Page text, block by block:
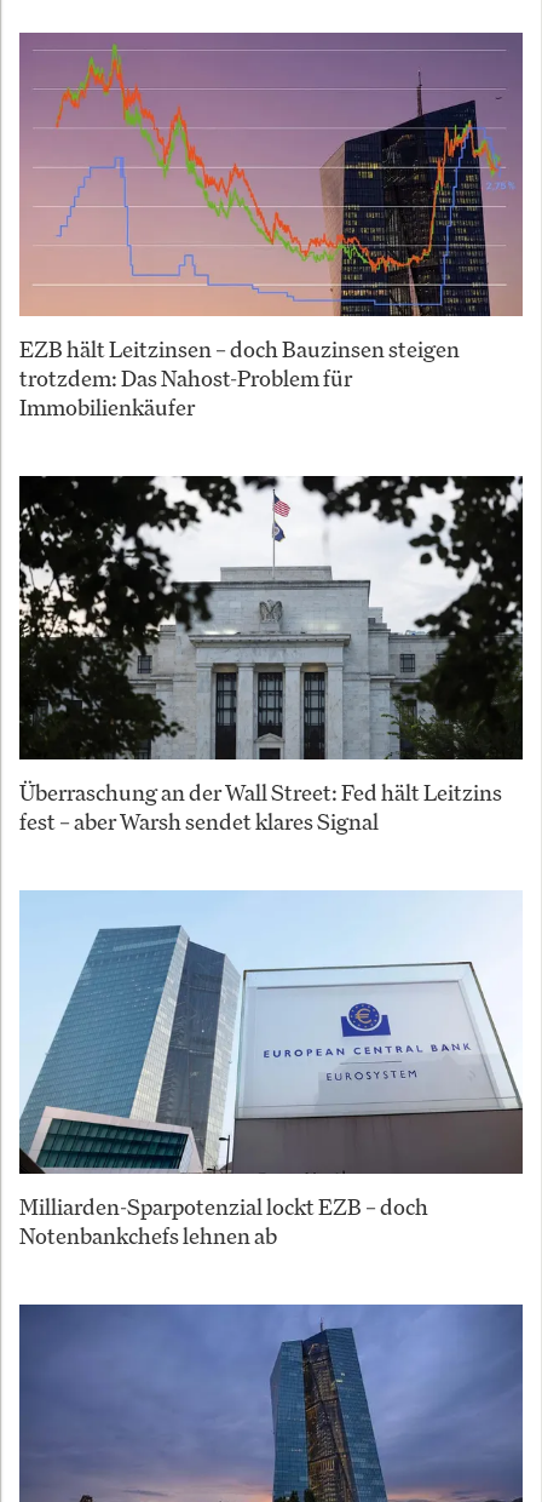
EZB hält Leitzinsen – doch Bauzinsen steigen
trotzdem: Das Nahost-Problem für
Immobilienkäufer
Überraschung an der Wall Street: Fed hält Leitzins
fest – aber Warsh sendet klares Signal
Milliarden-Sparpotenzial lockt EZB – doch
Notenbankchefs lehnen ab